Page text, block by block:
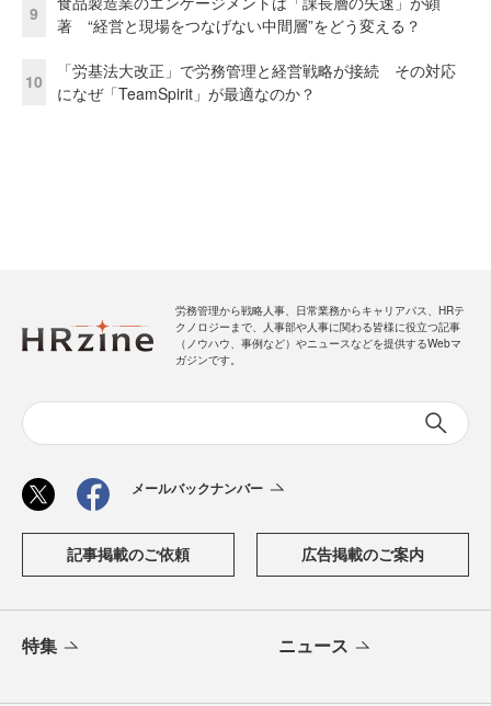
9
著 “経営と現場をつなげない中間層”をどう変える？
10
「労基法大改正」で労務管理と経営戦略が接続 その対応
になぜ「TeamSpirit」が最適なのか？
労務管理から戦略人事、日常業務からキャリアパス、HRテ
クノロジーまで、人事部や人事に関わる皆様に役立つ記事
（ノウハウ、事例など）やニュースなどを提供するWebマ
ガジンです。
メールバックナンバー
記事掲載のご依頼 広告掲載のご案内
特集 ニュース